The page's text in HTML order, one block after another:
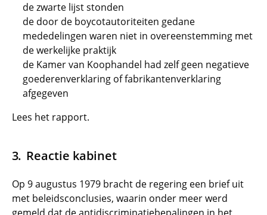
de zwarte lijst stonden
de door de boycotautoriteiten gedane
mededelingen waren niet in overeenstemming met
de werkelijke praktijk
de Kamer van Koophandel had zelf geen negatieve
goederenverklaring of fabrikantenverklaring
afgegeven
Lees het rapport.
Reactie kabinet
Op 9 augustus 1979 bracht de regering een brief uit
met beleidsconclusies, waarin onder meer werd